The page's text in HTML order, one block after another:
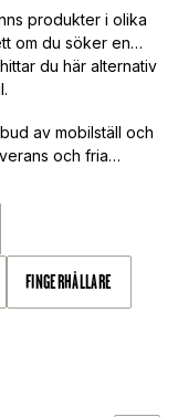
produkter i olika
om du söker en
du här alternativ
av mobilställ och
och fria
FINGERHÅLLARE